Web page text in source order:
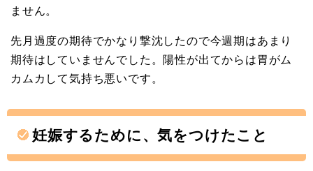
ません。
先月過度の期待でかなり撃沈したので今週期はあまり
期待はしていませんでした。陽性が出てからは胃がム
カムカして気持ち悪いです。
妊娠するために、気をつけたこと